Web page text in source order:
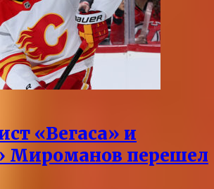
«Вегаса» и
Мироманов перешел